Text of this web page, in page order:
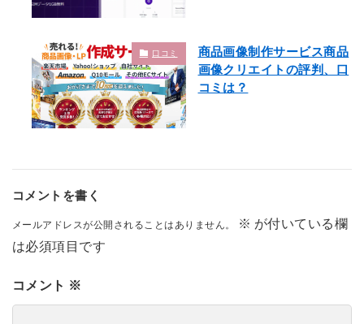
口コミ
商品画像制作サービス商品
画像クリエイトの評判、口
コミは？
コメントを書く
メールアドレスが公開されることはありません。 ※ が付いている欄
は必須項目です
コメント ※